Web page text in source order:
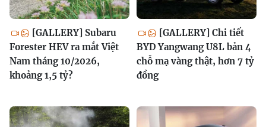
[GALLERY] Subaru
Forester HEV ra mắt Việt
Nam tháng 10/2026,
khoảng 1,5 tỷ?
[GALLERY] Chi tiết
BYD Yangwang U8L bản 4
chỗ mạ vàng thật, hơn 7 tỷ
đồng